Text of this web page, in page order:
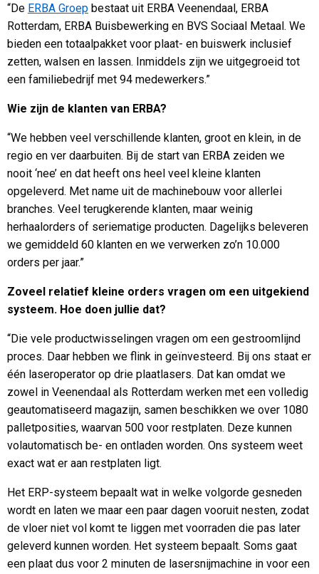
Werken bij MCB
“De ERBA Groep bestaat uit ERBA Veenendaal, ERBA
Rotterdam, ERBA Buisbewerking en BVS Sociaal Metaal. We
bieden een totaalpakket voor plaat- en buiswerk inclusief
zetten, walsen en lassen. Inmiddels zijn we uitgegroeid tot
een familiebedrijf met 94 medewerkers.”
Wie zijn de klanten van ERBA?
“We hebben veel verschillende klanten, groot en klein, in de
regio en ver daarbuiten. Bij de start van ERBA zeiden we
nooit ‘nee’ en dat heeft ons heel veel kleine klanten
opgeleverd. Met name uit de machinebouw voor allerlei
branches. Veel terugkerende klanten, maar weinig
herhaalorders of seriematige producten. Dagelijks beleveren
we gemiddeld 60 klanten en we verwerken zo’n 10.000
orders per jaar.”
Zoveel relatief kleine orders vragen om een uitgekiend
systeem. Hoe doen jullie dat?
“Die vele productwisselingen vragen om een gestroomlijnd
proces. Daar hebben we flink in geïnvesteerd. Bij ons staat er
één laseroperator op drie plaatlasers. Dat kan omdat we
zowel in Veenendaal als Rotterdam werken met een volledig
geautomatiseerd magazijn, samen beschikken we over 1080
palletposities, waarvan 500 voor restplaten. Deze kunnen
volautomatisch be- en ontladen worden. Ons systeem weet
exact wat er aan restplaten ligt.
Het ERP-systeem bepaalt wat in welke volgorde gesneden
wordt en laten we maar een paar dagen vooruit nesten, zodat
de vloer niet vol komt te liggen met voorraden die pas later
geleverd kunnen worden. Het systeem bepaalt. Soms gaat
een plaat dus voor 2 minuten de lasersnijmachine in voor een